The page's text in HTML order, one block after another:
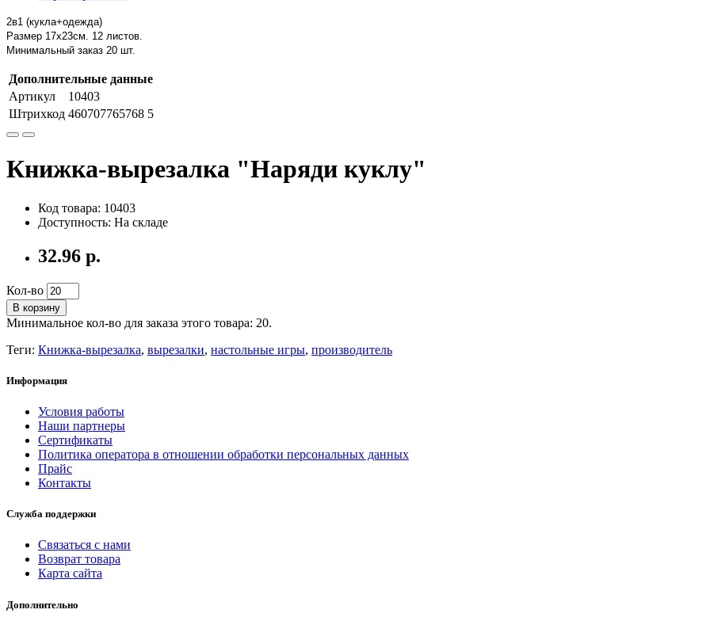
2в1 (кукла+одежда)
Размер 17х23см. 12 листов.
Минимальный заказ 20 шт.
Дополнительные данные
Артикул
10403
Штрихкод 460707765768 5
Книжка-вырезалка "Наряди куклу"
Код товара: 10403
Доступность: На складе
32.96 р.
Кол-во
В корзину
Минимальное кол-во для заказа этого товара: 20.
Теги: Книжка-вырезалка, вырезалки, настольные игры, производитель
Информация
Условия работы
Наши партнеры
Сертификаты
Политика оператора в отношении обработки персональных данных
Прайс
Контакты
Служба поддержки
Связаться с нами
Возврат товара
Карта сайта
Дополнительно